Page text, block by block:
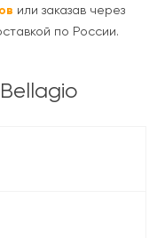
или заказав через
по России.